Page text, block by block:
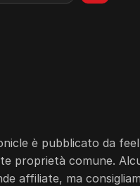
è pubblicato da
proprietà comune.
affiliate, ma